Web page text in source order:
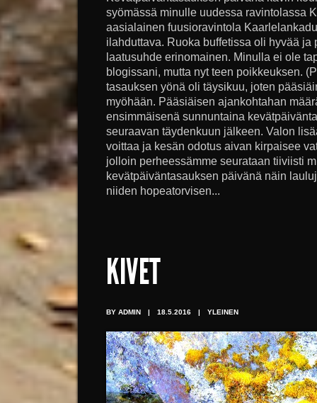
syömässä minulle uudessa ravintolassa
aasialainen fuusioravintola
ilahduttava. Ruoka buffetissa oli hyvää ja
laatusuhde erinomainen. Minulla ei ole
blogissani, mutta nyt teen poikkeuksen.
tasauksen yönä oli täysikuu, joten
myöhään. Pääsiäisen ajankohtahan
ensimmäisenä sunnuntaina
seuraavan täydenkuun jälkeen. Valon
voittaa ja kesän odotus aivan kirpaisee
jolloin perheessämme seurataan tiiviisti
kevätpäiväntasauksen päivänä näin
niiden hopeatorvisen...
KIVET
BY ADMIN | 18.5.2016 | YLEINEN